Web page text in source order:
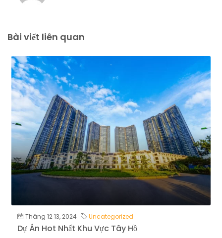
Bài viết liên quan
Tháng 12 13, 2024 Uncategorized
Dự Án Hot Nhất Khu Vực Tây Hồ